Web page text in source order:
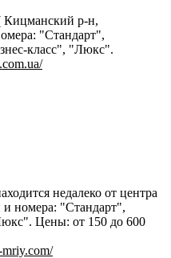
Кицманский р-н,
"Стандарт",
класс", "Люкс".
недалеко от центра
номера: "Стандарт",
Цены: от 150 до 600